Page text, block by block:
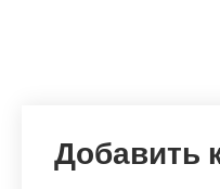
Добавить